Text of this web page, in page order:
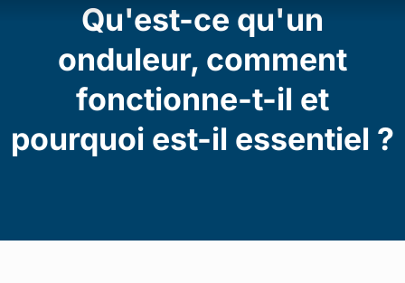
Qu'est-ce qu'un
onduleur, comment
fonctionne-t-il et
pourquoi est-il essentiel ?